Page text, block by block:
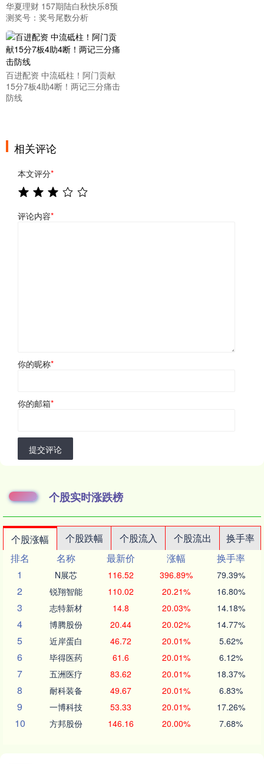
华夏理财 157期陆白秋快乐8预
测奖号：奖号尾数分析
百进配资 中流砥柱！阿门贡献
15分7板4助4断！两记三分痛击
防线
相关评论
本文评分*
评论内容*
你的昵称*
你的邮箱*
提交评论
个股实时涨跌榜
个股涨幅 个股跌幅 个股流入 个股流出
换手率
排名
名称 最新价 涨幅
换手率
1
N展芯 116.52 396.89% 79.39%
2 锐翔智能 110.02 20.21% 16.80%
3 志特新材 14.8 20.03% 14.18%
4 博腾股份 20.44 20.02% 14.77%
5 近岸蛋白 46.72 20.01% 5.62%
6 毕得医药 61.6 20.01% 6.12%
7 五洲医疗 83.62 20.01% 18.37%
8 耐科装备 49.67 20.01% 6.83%
9 一博科技 53.33 20.01% 17.26%
10 方邦股份 146.16 20.00% 7.68%